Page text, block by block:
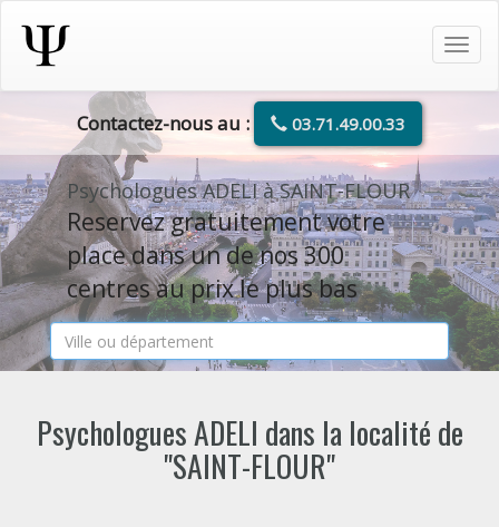
Contactez-nous au : 03.71.49.00.33
Psychologues ADELI à SAINT-FLOUR
Reservez gratuitement votre
place dans un de nos 300
centres au prix le plus bas
Psychologues ADELI dans la localité de
"SAINT-FLOUR"